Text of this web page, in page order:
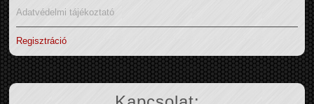
Adatvédelmi tájékoztató
Regisztráció